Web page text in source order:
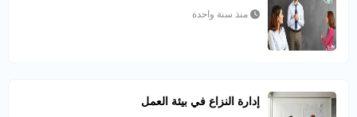
منذ سنة واحدة
إدارة النزاع في بيئة العمل